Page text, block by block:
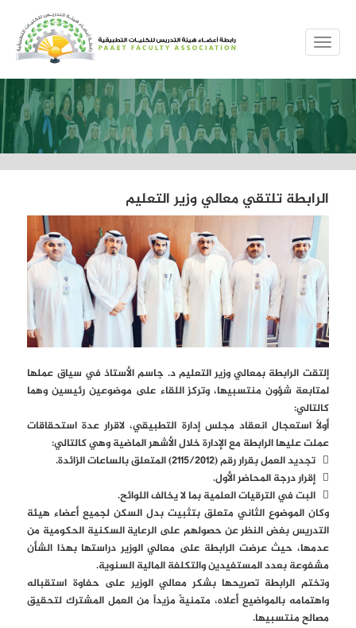
MENUE
الرابطة تلتقي معالي وزير التعليم
إلتقت الرابطة بمعالي وزير التعليم د. جاسم الأستاذ في سياق عملها
لمتابعة شؤون منتسبيها، وتركز اللقاء على موضوعين رئيسين وهما
كالتالي:
أولاً استعجال انعقاد مجلس إدارة التطبيقي، لاقرار عدة استحقاقات
عملت عليها الرابطة مع الإدارة خلال الأشهر الماضية وهي كالتالي:
 تجديد العمل بقرار رقم (2115/2012) المتعلق بالساعات الزائدة.
 إقرار درجة المحاضر الأول.
 البت في الترقيات العلمية بما لا يخالف اللوائح.
وكان الموضوع الثاني متعلق بتثبيت بدل السكن لجميع أعضاء هيئة
التدريس بغض النظر عن حصولهم على الرعاية السكنية الحكومية من
عدمها، حيث عرضت الرابطة على معالي الوزير دراستها بهذا الشأن
مشفوعة بعدد المستفيدين والتكلفة المالية السنوية.
وتختم الرابطة تصريحها بشكر معالي الوزير على حفاوة استقباله
واهتمامه بالمواضيع أعلاه، متمنيةً مزيداً من العمل المشترك لتحقيق
مصالح منتسبيها.